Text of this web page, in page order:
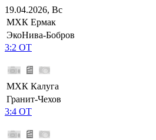
19.04.2026, Вс
МХК Ермак
ЭкоНива-Бобров
3:2 ОТ
МХК Калуга
Гранит-Чехов
3:4 ОТ